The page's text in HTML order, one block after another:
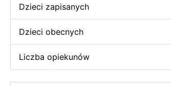
Dzieci zapisanych
Dzieci obecnych
Liczba opiekunów